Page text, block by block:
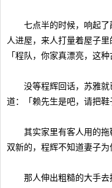
七点半的时候，响起了
人进屋，来人打量着屋子里
「程队，你家真漂亮，这
没等程辉回话，苏雅就
道：「赖先生是吧，请把鞋
其实家里有客人用的拖
双新的，程辉不知道妻子为
那人伸出粗糙的大手去